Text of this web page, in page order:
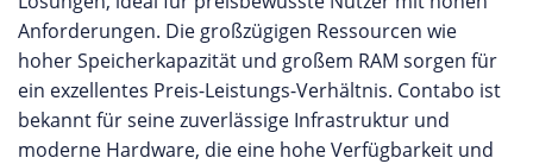
Anforderungen. Die großzügigen Ressourcen wie
hoher Speicherkapazität und großem RAM sorgen für
ein exzellentes Preis-Leistungs-Verhältnis. Contabo ist
bekannt für seine zuverlässige Infrastruktur und
moderne Hardware, die eine hohe Verfügbarkeit und